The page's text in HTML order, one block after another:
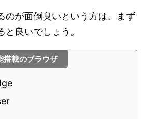
のが面倒臭いという方は、まず
良いでしょう。
搭載のブラウザ